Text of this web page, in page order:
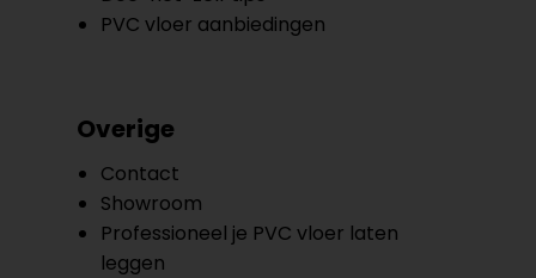
PVC vloer aanbiedingen
Overige
Contact
Showroom
Professioneel je PVC vloer laten
leggen